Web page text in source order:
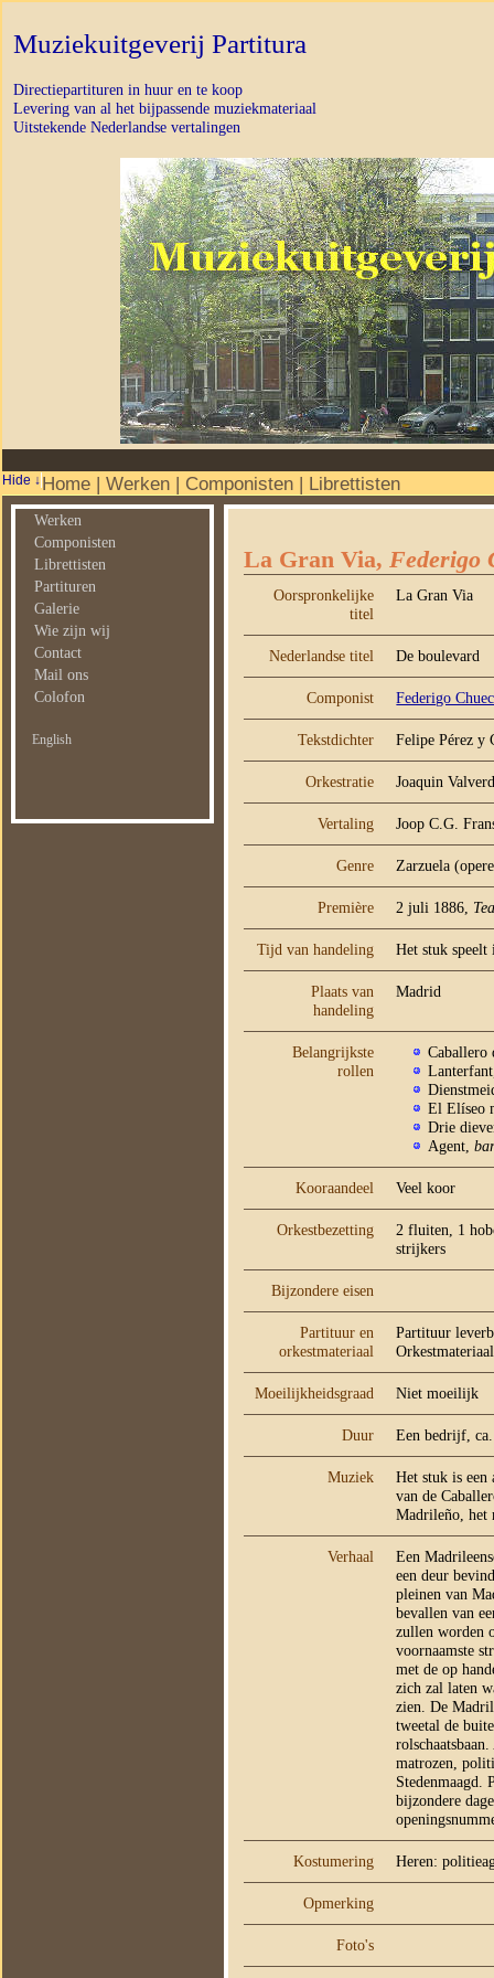
Muziekuitgeverij Partitura
Directiepartituren in huur en te koop
Levering van al het bijpassende muziekmateriaal
Uitstekende Nederlandse vertalingen
Home | Werken | Componisten | Librettisten
Werken
Componisten
Librettisten
Partituren
Galerie
Wie zijn wij
Contact
Mail ons
Colofon
English
La Gran Via, Federigo
Oorspronkelijke
titel
La Gran Via
Nederlandse titel De boulevard
Componist Federigo
Tekstdichter Felipe Pérez y
Orkestratie Joaquin
Vertaling Joop C.G.
Genre Zarzuela
Première 2 juli 1886,
Tijd van handeling Het stuk speelt
Plaats van
handeling
Madrid
Belangrijkste
rollen
Caballero
El Elíseo
Drie
Agent,
Kooraandeel Veel koor
Orkestbezetting
2 fluiten, 1
strijkers
Bijzondere eisen
Partituur en
orkestmateriaal
Partituur
Moeilijkheidsgraad Niet moeilijk
Duur Een bedrijf,
Muziek
Het stuk is een
van de
Madrileño, het
Verhaal
Een
een deur
pleinen van
bevallen van
zullen worden
voornaamste
met de op
zich zal laten
zien. De
tweetal de
matrozen,
Stedenmaagd.
bijzondere
Kostumering Heren:
Opmerking
Foto's